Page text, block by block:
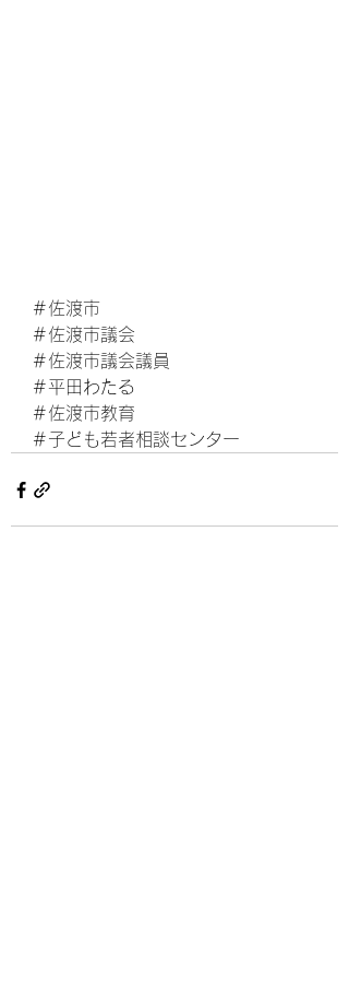
＃佐渡市
＃佐渡市議会
＃佐渡市議会議員
＃平田わたる
＃佐渡市教育
＃子ども若者相談センター